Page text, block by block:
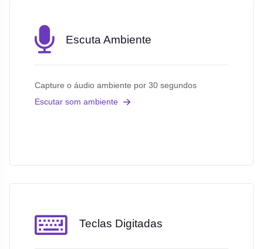
Escuta Ambiente
Capture o áudio ambiente por 30 segundos
Escutar som ambiente
Teclas Digitadas